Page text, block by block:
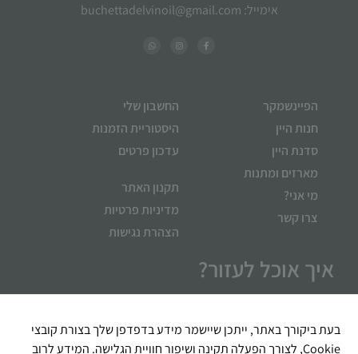
אימייל: buchettadelvinoil@gmail.com
הפיינשמקר
חנות היין
סדנת היין
מארזים ומתנות
מי אני?
צרו קשר
החשבון שלי
היסטוריית הזמנות
עדכון פרטים
תקנון האתר
מדיניות פרטיות
הצהרת נגישות
איך אוכל לעזור?
בעת ביקורך באתר, ייתכן שיישמר מידע בדפדפן שלך בצורת קובצי
Cookie, לצורך הפעלה תקינה ושיפור חוויית הגלישה. המידע לרוב